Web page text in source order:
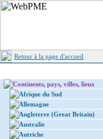
Retour à la page d'accueil
Continents, pays, villes, lieux
Afrique du Sud
Allemagne
Angleterre (Great Britain)
Australie
Autriche